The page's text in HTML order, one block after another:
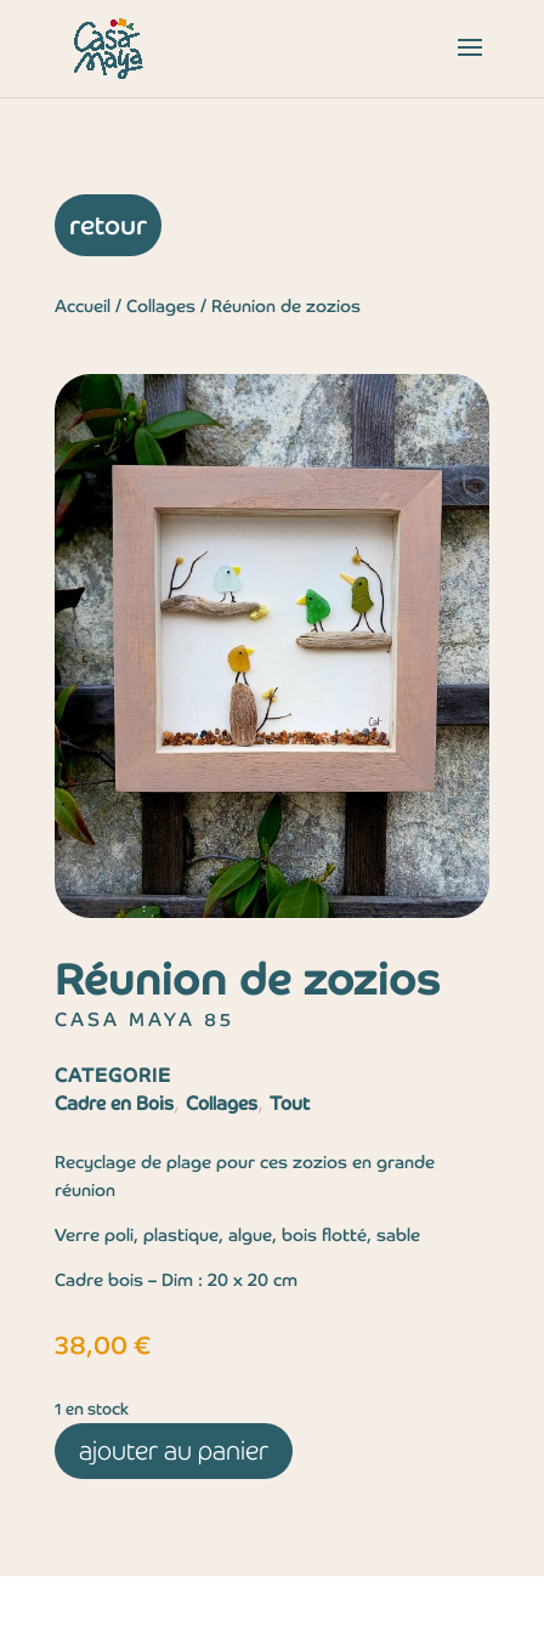
retour
Accueil/ Collages/ Réunion de zozios
Réunion de zozios
CASA MAYA 85
CATEGORIE
Cadre en Bois, Collages, Tout
Recyclage de plage pour ces zozios en grande
réunion
Verre poli, plastique, algue, bois flotté, sable
Cadre bois – Dim : 20 x 20 cm
38,00 €
1 en stock
ajouter au panier